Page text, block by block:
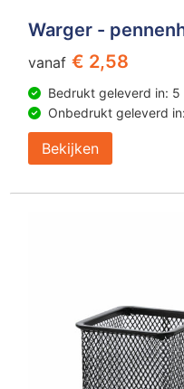
Warger -
vanaf € 2,58
Bedrukt geleverd in:
Onbedrukt geleverd
Bekijken